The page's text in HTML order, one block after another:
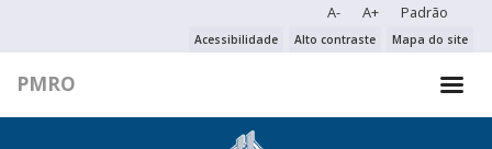
A- A+ Padrão
Acessibilidade Alto contraste Mapa do site
PMRO
PESQUISAR NO PORTAL
PESQUISAR